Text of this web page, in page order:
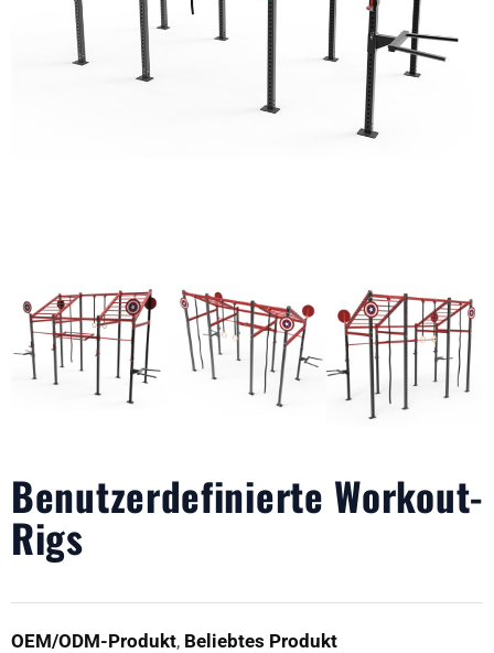
Benutzerdefinierte Workout-
Rigs
OEM/ODM-Produkt, Beliebtes Produkt